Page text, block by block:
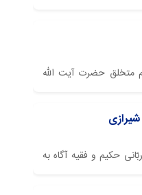
متخلق حضرت آیت الله
حکیم و فقیه آگاه به